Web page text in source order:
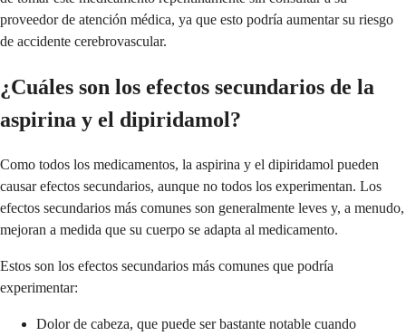
proveedor de atención médica, ya que esto podría aumentar su riesgo
de accidente cerebrovascular.
¿Cuáles son los efectos secundarios de la
aspirina y el dipiridamol?
Como todos los medicamentos, la aspirina y el dipiridamol pueden
causar efectos secundarios, aunque no todos los experimentan. Los
efectos secundarios más comunes son generalmente leves y, a menudo,
mejoran a medida que su cuerpo se adapta al medicamento.
Estos son los efectos secundarios más comunes que podría
experimentar:
Dolor de cabeza, que puede ser bastante notable cuando